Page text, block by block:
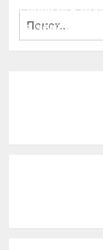
Сборная
на чемпионат